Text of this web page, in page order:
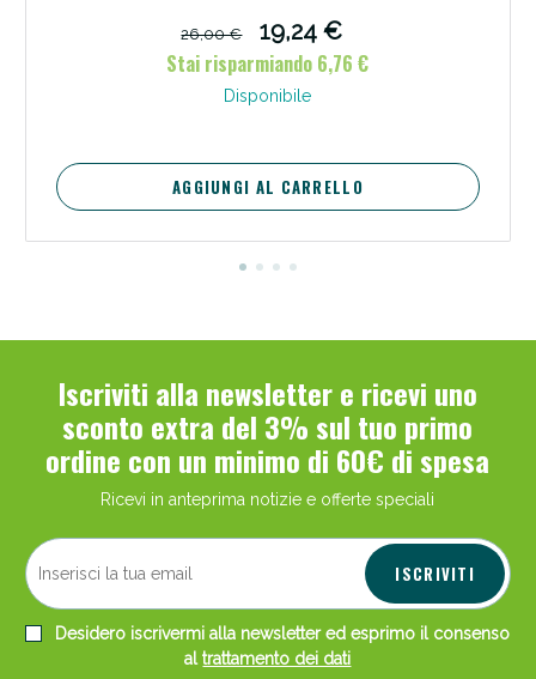
26,00 €
19,24 €
Stai risparmiando 6,76 €
Disponibile
AGGIUNGI AL CARRELLO
Iscriviti alla newsletter e ricevi uno
sconto extra del 3% sul tuo primo
ordine con un minimo di 60€ di spesa
Ricevi in anteprima notizie e offerte speciali
ISCRIVITI
Desidero iscrivermi alla newsletter ed esprimo il consenso
altrattamento dei dati